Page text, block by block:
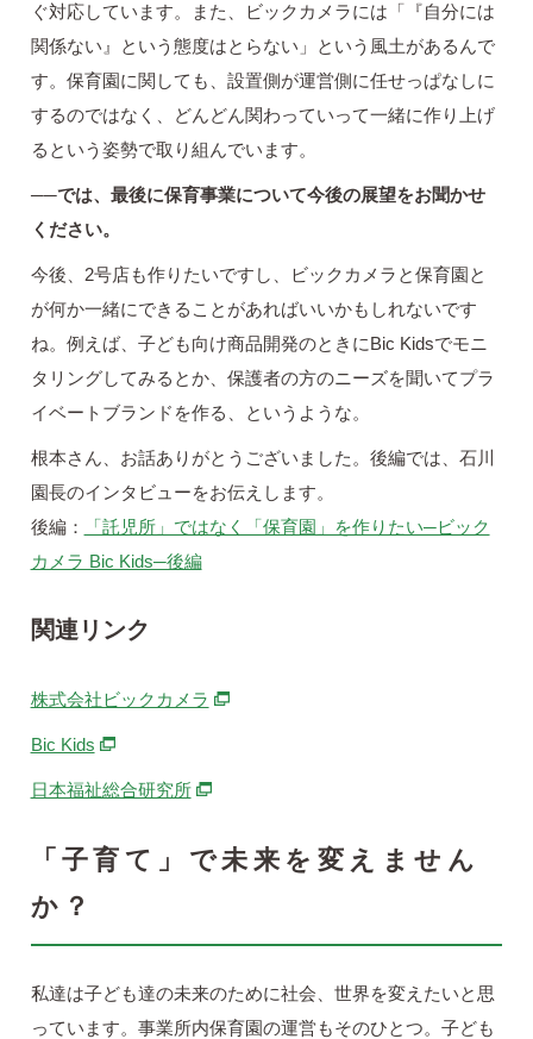
ぐ対応しています。また、ビックカメラには「『自分には
関係ない』という態度はとらない」という風土があるんで
す。保育園に関しても、設置側が運営側に任せっぱなしに
するのではなく、どんどん関わっていって一緒に作り上げ
るという姿勢で取り組んでいます。
──では、最後に保育事業について今後の展望をお聞かせ
ください。
今後、2号店も作りたいですし、ビックカメラと保育園と
が何か一緒にできることがあればいいかもしれないです
ね。例えば、子ども向け商品開発のときにBic Kidsでモニ
タリングしてみるとか、保護者の方のニーズを聞いてプラ
イベートブランドを作る、というような。
根本さん、お話ありがとうございました。後編では、石川
園長のインタビューをお伝えします。
後編：
「託児所」ではなく「保育園」を作りたい─ビック
カメラ Bic Kids─後編
関連リンク
株式会社ビックカメラ 別ウィンドウで開きます
Bic Kids別ウィンドウで開きます
日本福祉総合研究所別ウィンドウで開きます
「子育て」で未来を変えません
か？
私達は子ども達の未来のために社会、世界を変えたいと思
っています。事業所内保育園の運営もそのひとつ。子ども